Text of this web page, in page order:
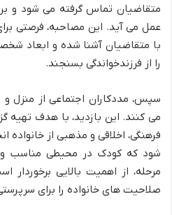
متقاضیان تماس گرفته می شود و
عمل می آید. این مصاحبه، فرصتی
با متقاضیان آشنا شده و ابعاد
را از فرزندخواندگی بسنجند.
سپس، مددکاران اجتماعی از منزل و
می کنند. این بازدید، با هدف تهیه
فرهنگی، اخلاقی و مذهبی از
شود که کودک در محیطی مناسب و
مرحله، از اهمیت بالایی
صلاحیت های خانواده را برای